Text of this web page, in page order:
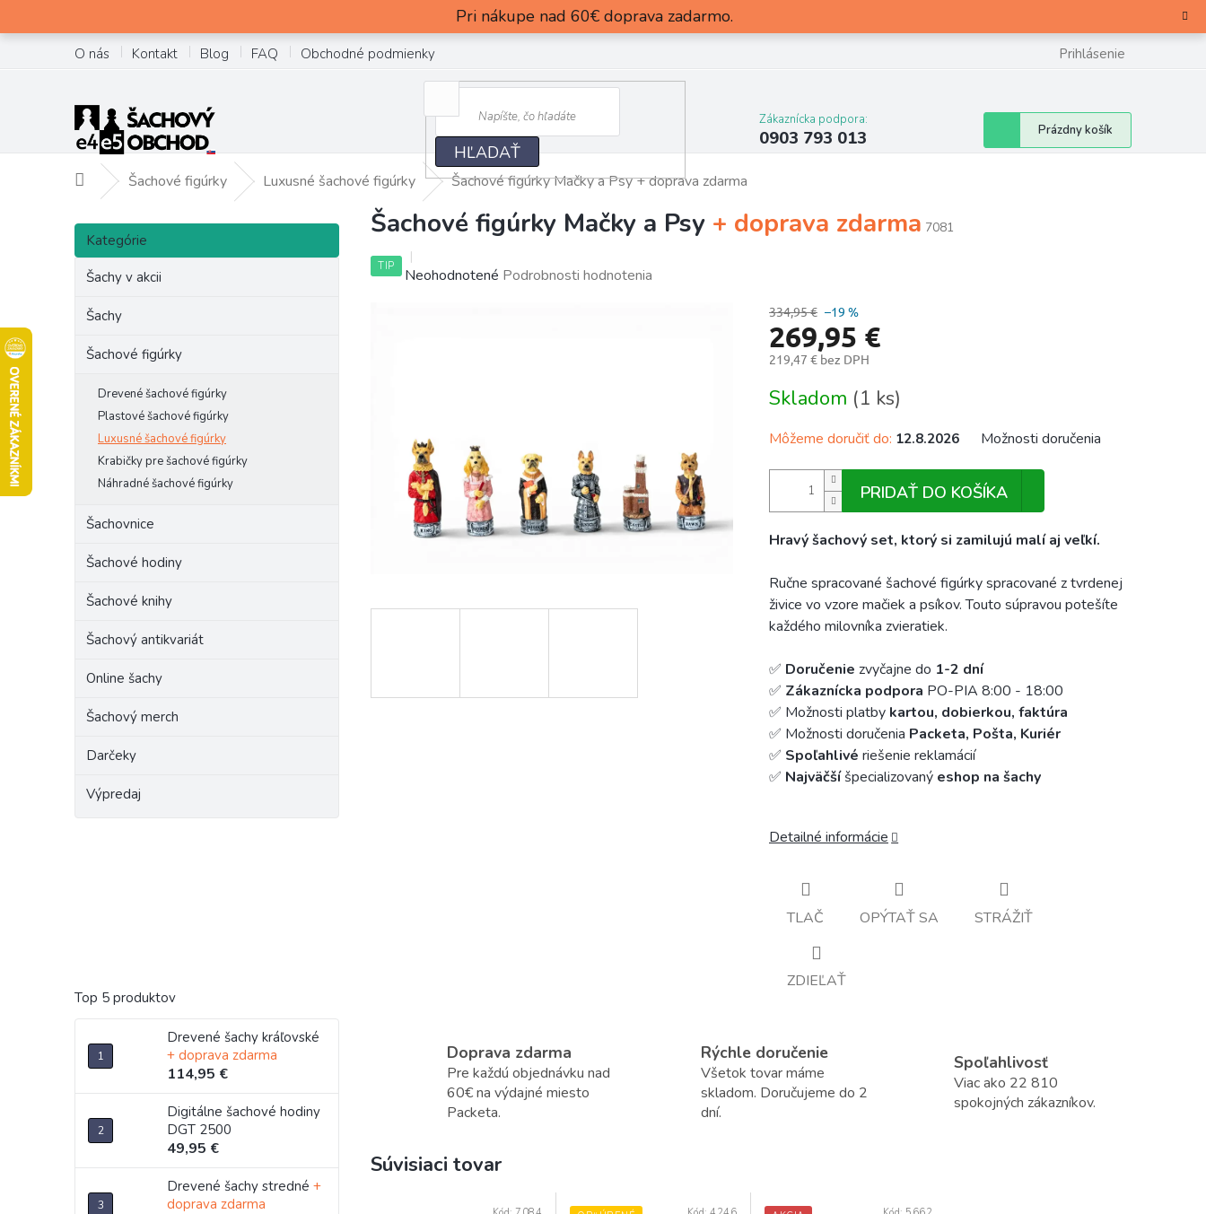
na
Pri nákupe nad 60€ doprava zadarmo.
O nás Kontakt Blog FAQ Obchodné podmienky Prihlásenie
HĽADAŤ
Zákaznícka podpora:
0903 793 013
Nákupný
košík
Prázdny košík
DomovŠachové figúrky Luxusné šachové figúrky Šachové figúrky Mačky a Psy+ doprava zdarma
B
č
Preskočiť
kategórie
Kategórie
Šachy v akcii
Šachy
Šachové figúrky
Drevené šachové figúrky
Plastové šachové figúrky
Luxusné šachové figúrky
Krabičky pre šachové figúrky
Náhradné šachové figúrky
Šachovnice
Šachové hodiny
Šachové knihy
Šachový antikvariát
Online šachy
Šachový merch
Darčeky
Výpredaj
Top 5 produktov
Drevené šachy kráľovské
+ doprava zdarma
114,95 €
Digitálne šachové hodiny
DGT 2500
49,95 €
Drevené šachy stredné +
doprava zdarma
Šachové figúrky Mačky a Psy + doprava zdarma 7081
TIP
Priemerné
Neohodnotené Podrobnosti hodnotenia
334,95 € –19 %
269,95 €
219,47 € bez DPH
Jednotková
cena:
Skladom (1 ks)
Môžeme doručiť do: 12.8.2026 Možnosti doručenia
PRIDAŤ DO KOŠÍKA
Hravý šachový set, ktorý si zamilujú malí aj veľkí.
Ručne spracované šachové figúrky spracované z tvrdenej
živice vo vzore mačiek a psíkov. Touto súpravou potešíte
každého milovníka zvieratiek.
✅ Doručenie zvyčajne do 1-2 dní
✅ Zákaznícka podpora PO-PIA 8:00 - 18:00
✅ Možnosti platby kartou, dobierkou, faktúra
✅ Možnosti doručenia Packeta, Pošta, Kuriér
✅ Spoľahlivé riešenie reklamácií
✅ Najväčšíšpecializovaný eshop na šachy
Detailné informácie
TLAČ OPÝTAŤ SA STRÁŽIŤ
ZDIEĽAŤ
Doprava zdarma
Pre každú objednávku nad
60€ na výdajné miesto
Packeta.
Rýchle doručenie
Všetok tovar máme
skladom. Doručujeme do 2
dní.
Spoľahlivosť
Viac ako 22 810
spokojných zákazníkov.
Súvisiaci tovar